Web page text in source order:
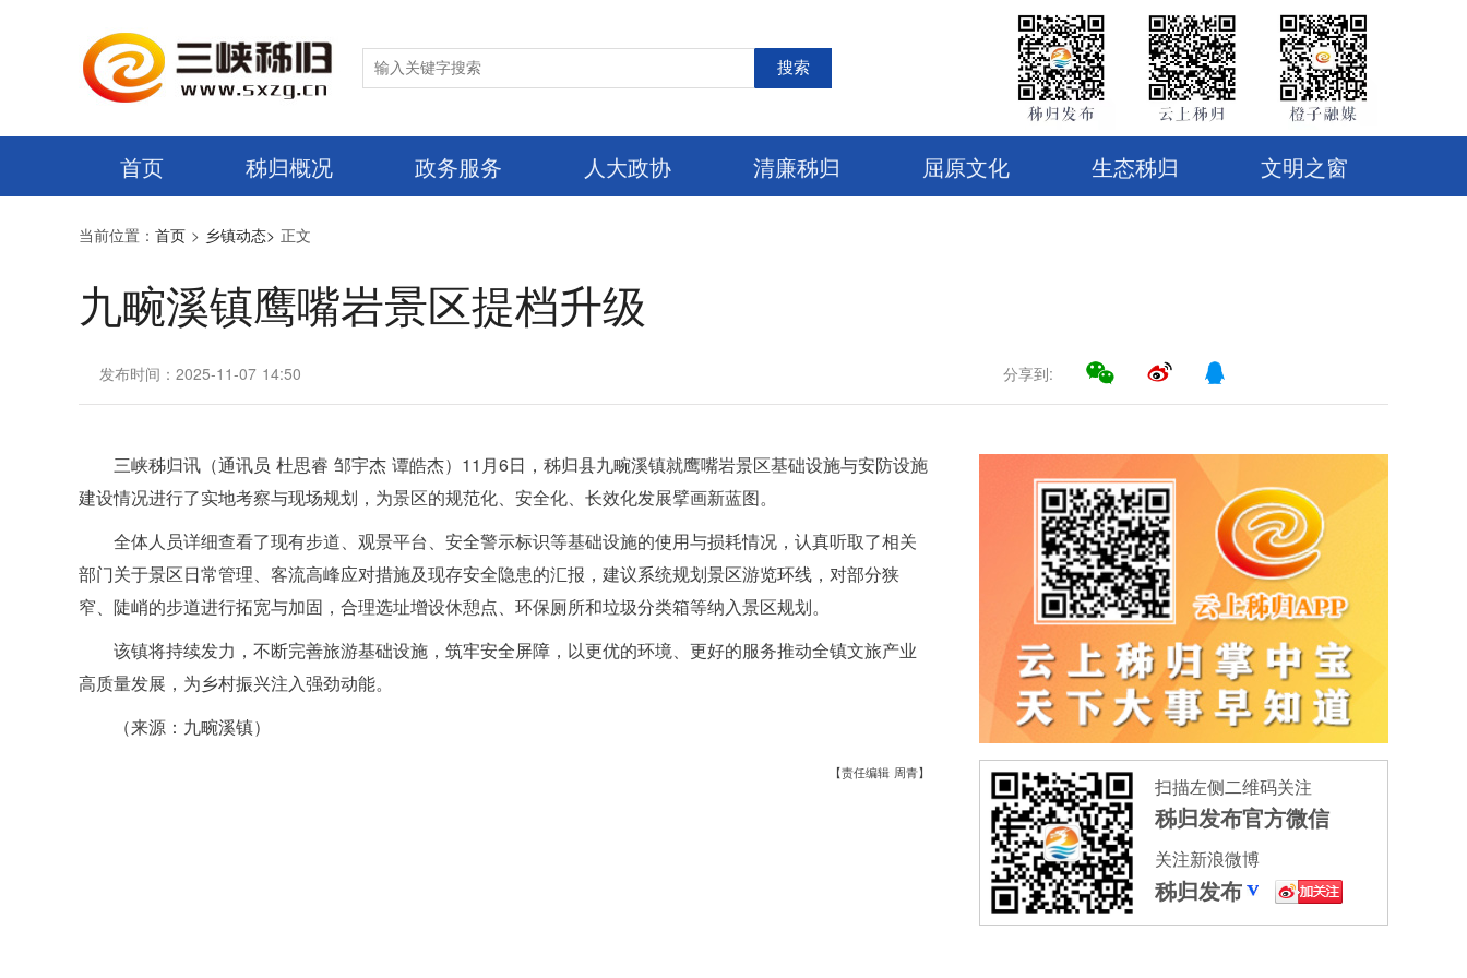
搜索
首页 秭归概况 政务服务 人大政协 清廉秭归 屈原文化 生态秭归 文明之窗
当前位置： 首页 > 乡镇动态> 正文
九畹溪镇鹰嘴岩景区提档升级
发布时间：2025-11-07 14:50 分享到:
三峡秭归讯（通讯员 杜思睿 邹宇杰 谭皓杰）11月6日，秭归县九畹溪镇就鹰嘴岩景区基础设施与安防设施
建设情况进行了实地考察与现场规划，为景区的规范化、安全化、长效化发展擘画新蓝图。
全体人员详细查看了现有步道、观景平台、安全警示标识等基础设施的使用与损耗情况，认真听取了相关
部门关于景区日常管理、客流高峰应对措施及现存安全隐患的汇报，建议系统规划景区游览环线，对部分狭
窄、陡峭的步道进行拓宽与加固，合理选址增设休憩点、环保厕所和垃圾分类箱等纳入景区规划。
该镇将持续发力，不断完善旅游基础设施，筑牢安全屏障，以更优的环境、更好的服务推动全镇文旅产业
高质量发展，为乡村振兴注入强劲动能。
（来源：九畹溪镇）
【责任编辑 周青】
扫描左侧二维码关注
秭归发布官方微信
关注新浪微博
秭归发布